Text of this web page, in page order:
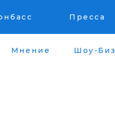
Пресса
Мнение Шоу-Биз